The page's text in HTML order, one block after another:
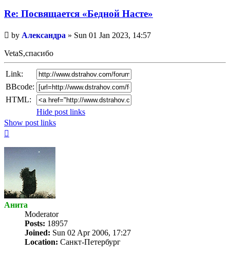
Re: Посвящается «Бедной Насте»
Unread
post
by Александра » Sun 01 Jan 2023, 14:57
VetaS,спасибо
Link:
BBcode:
HTML:
Hide post links
Show post links
Анита
Мoderator
Posts: 18957
Joined: Sun 02 Apr 2006, 17:27
Location: Санкт-Петербург